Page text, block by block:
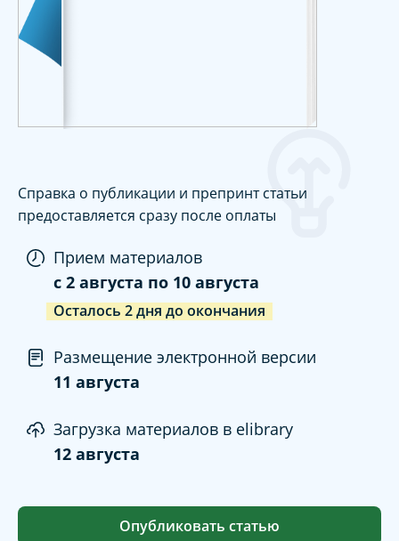
Справка о публикации и препринт статьи
предоставляется сразу после оплаты
Прием материалов
c 2 августа по 10 августа
Осталось 2дня до окончания
Размещение электронной версии
11 августа
Загрузка материалов в elibrary
12 августа
Опубликовать статью